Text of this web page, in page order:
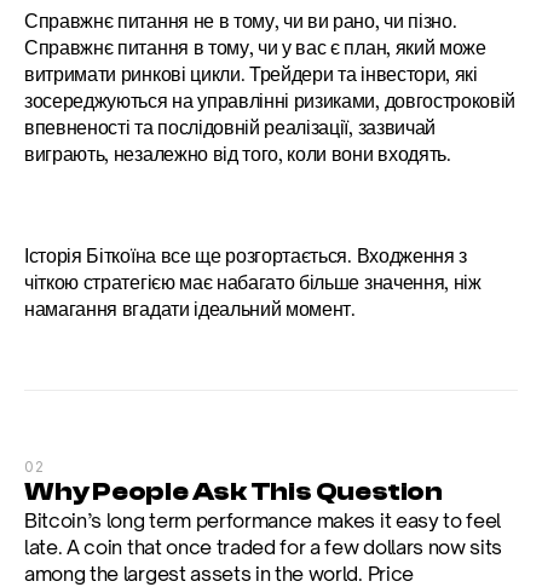
Справжнє питання не в тому, чи ви рано, чи пізно.
Справжнє питання в тому, чи у вас є план, який може
витримати ринкові цикли. Трейдери та інвестори, які
зосереджуються на управлінні ризиками, довгостроковій
впевненості та послідовній реалізації, зазвичай
виграють, незалежно від того, коли вони входять.
Історія Біткоїна все ще розгортається. Входження з
чіткою стратегією має набагато більше значення, ніж
намагання вгадати ідеальний момент.
02
Why People Ask This Question
Bitcoin’s long term performance makes it easy to feel
late. A coin that once traded for a few dollars now sits
among the largest assets in the world. Price